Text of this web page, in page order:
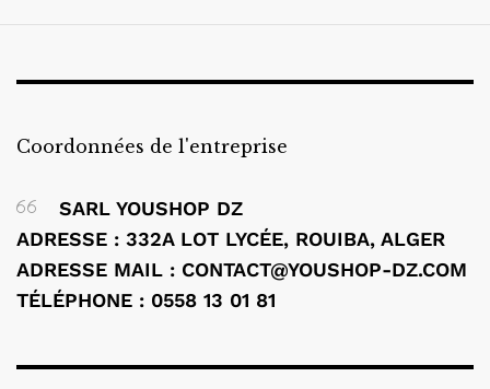
Coordonnées de l'entreprise
SARL YOUSHOP DZ
ADRESSE : 332A LOT LYCÉE, ROUIBA, ALGER
ADRESSE MAIL : CONTACT@YOUSHOP-DZ.COM
TÉLÉPHONE : 0558 13 01 81